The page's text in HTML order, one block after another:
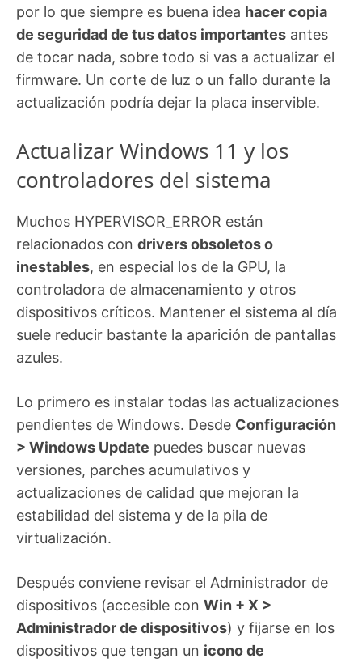
por lo que siempre es buena idea hacer copia
de seguridad de tus datos importantes antes
de tocar nada, sobre todo si vas a actualizar el
firmware. Un corte de luz o un fallo durante la
actualización podría dejar la placa inservible.
Actualizar Windows 11 y los
controladores del sistema
Muchos HYPERVISOR_ERROR están
relacionados con drivers obsoletos o
inestables, en especial los de la GPU, la
controladora de almacenamiento y otros
dispositivos críticos. Mantener el sistema al día
suele reducir bastante la aparición de pantallas
azules.
Lo primero es instalar todas las actualizaciones
pendientes de Windows. Desde Configuración
> Windows Update puedes buscar nuevas
versiones, parches acumulativos y
actualizaciones de calidad que mejoran la
estabilidad del sistema y de la pila de
virtualización.
Después conviene revisar el Administrador de
dispositivos (accesible con Win + X >
Administrador de dispositivos) y fijarse en los
dispositivos que tengan un icono de